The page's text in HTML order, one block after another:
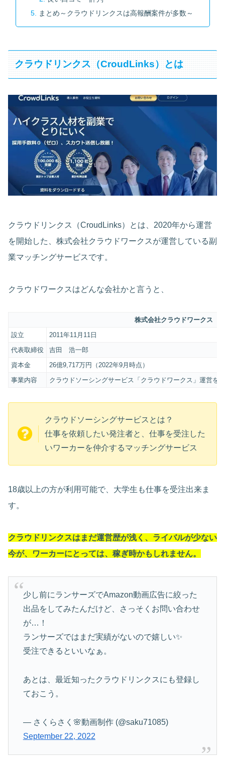
まとめ～クラウドリンクスは高報酬案件が多数～
クラウドリンクス（CroudLinks）とは
クラウドリンクス（CroudLinks）とは、2020年から運営
を開始した、株式会社クラウドワークスが運営している副
業マッチングサービスです。
クラウドワークスはどんな会社かと言うと、
株式会社クラウドワークス
設立
2011年11月11日
代表取締役
吉田 浩一郎
資本金
26億9,717万円（2022年9月時点）
事業内容
クラウドソーシングサービス「クラウドワークス」運営を
クラウドソーシングサービスとは？
仕事を依頼したい発注者と、仕事を受注した
いワーカーを仲介するマッチングサービス
18歳以上の方が利用可能で、大学生も仕事を受注出来ま
す。
クラウドリンクスはまだ運営歴が浅く、ライバルが少ない
今が、ワーカーにとっては、稼ぎ時かもしれません。
少し前にランサーズでAmazon動画広告に絞った
出品をしてみたんだけど、さっそくお問い合わせ
が…！
ランサーズではまだ実績がないので嬉しい✨
受注できるといいなぁ。
あとは、最近知ったクラウドリンクスにも登録し
ておこう。
— さくらさく🌸動画制作 (@saku71085)
September 22, 2022